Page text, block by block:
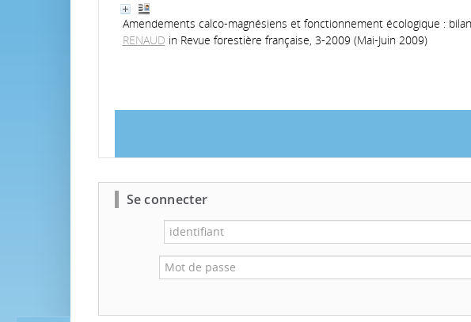
Amendements calco-magnésiens et fonctionnement écologique :
RENAUD in Revue forestière française, 3-2009 (Mai-Juin 2009)
Se connecter